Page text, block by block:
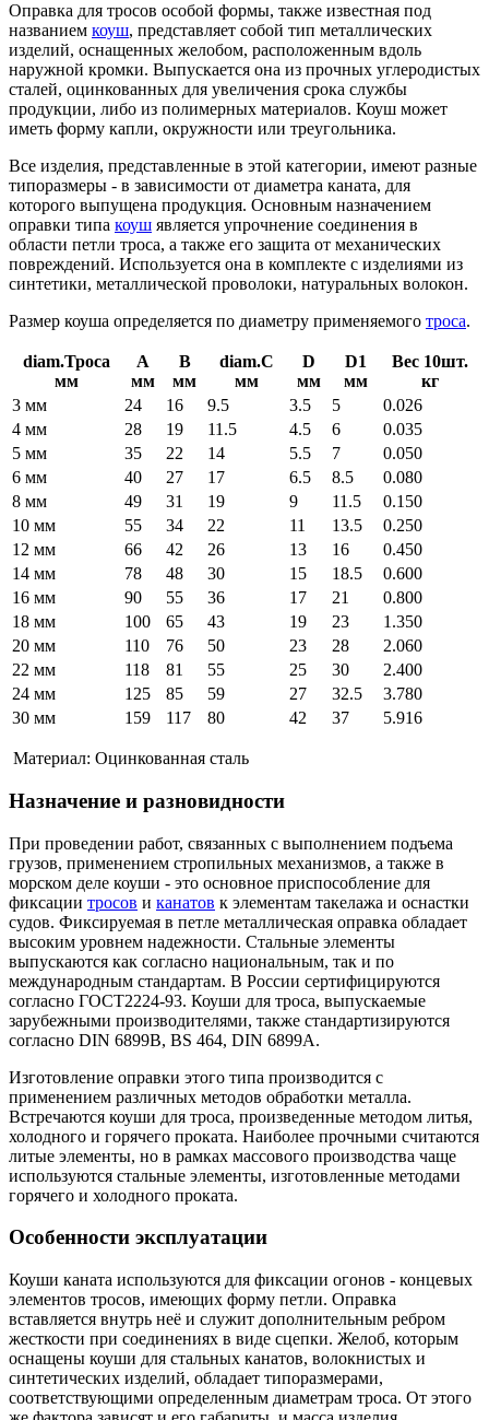
Оправка для тросов особой формы, также известная под
названием коуш, представляет собой тип металлических
изделий, оснащенных желобом, расположенным вдоль
наружной кромки. Выпускается она из прочных углеродистых
сталей, оцинкованных для увеличения срока службы
продукции, либо из полимерных материалов. Коуш может
иметь форму капли, окружности или треугольника.
Все изделия, представленные в этой категории, имеют разные
типоразмеры - в зависимости от диаметра каната, для
которого выпущена продукция. Основным назначением
оправки типа коуш является упрочнение соединения в
области петли троса, а также его защита от механических
повреждений. Используется она в комплекте с изделиями из
синтетики, металлической проволоки, натуральных волокон.
Размер коуша определяется по диаметру применяемого троса.
diam.Троса
мм
A
мм
B
мм
diam.C
мм
D
мм
D1
мм
Вес 10шт.
кг
3 мм
24 16 9.5 3.5 5
0.026
4 мм
28 19 11.5 4.5 6
0.035
5 мм
35 22 14 5.5 7
0.050
6 мм
40 27 17 6.5 8.5
0.080
8 мм
49 31 19 9 11.5
0.150
10 мм
55 34 22 11 13.5
0.250
12 мм
66 42 26 13 16
0.450
14 мм
78 48 30 15 18.5
0.600
16 мм
90 55 36 17 21
0.800
18 мм
100 65 43 19 23
1.350
20 мм
110 76 50 23 28
2.060
22 мм
118 81 55 25 30
2.400
24 мм
125 85 59 27 32.5
3.780
30 мм
159 117 80 42 37 5.916
Материал: Оцинкованная сталь
Назначение и разновидности
При проведении работ, связанных с выполнением подъема
грузов, применением стропильных механизмов, а также в
морском деле коуши - это основное приспособление для
фиксации тросов и канатов к элементам такелажа и оснастки
судов. Фиксируемая в петле металлическая оправка обладает
высоким уровнем надежности. Стальные элементы
выпускаются как согласно национальным, так и по
международным стандартам. В России сертифицируются
согласно ГОСТ2224-93. Коуши для троса, выпускаемые
зарубежными производителями, также стандартизируются
согласно DIN 6899B, BS 464, DIN 6899A.
Изготовление оправки этого типа производится с
применением различных методов обработки металла.
Встречаются коуши для троса, произведенные методом литья,
холодного и горячего проката. Наиболее прочными считаются
литые элементы, но в рамках массового производства чаще
используются стальные элементы, изготовленные методами
горячего и холодного проката.
Особенности эксплуатации
Коуши каната используются для фиксации огонов - концевых
элементов тросов, имеющих форму петли. Оправка
вставляется внутрь неё и служит дополнительным ребром
жесткости при соединениях в виде сцепки. Желоб, которым
оснащены коуши для стальных канатов, волокнистых и
синтетических изделий, обладает типоразмерами,
соответствующими определенным диаметрам троса. От этого